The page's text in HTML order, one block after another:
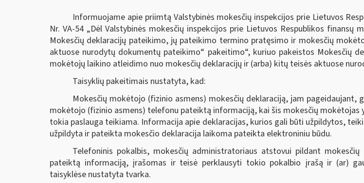
Informuojame apie priimtą Valstybinės mokesčių inspekcijos prie Lietuvos
Nr. VA-54 „Dėl Valstybinės mokesčių inspekcijos prie Lietuvos Respublikos
Mokesčių deklaracijų pateikimo, jų pateikimo termino pratęsimo ir mokesčių
aktuose nurodytų dokumentų pateikimo“ pakeitimo“, kuriuo pakeistos Mokesčių
mokėtojų laikino atleidimo nuo mokesčių deklaracijų ir (arba) kitų teisės aktuose
Taisyklių pakeitimais nustatyta, kad:
Mokesčių mokėtojo (fizinio asmens) mokesčių deklaraciją, jam
mokėtojo (fizinio asmens) telefonu pateiktą informaciją, kai šis mokesčių
tokia paslauga teikiama. Informacija apie deklaracijas, kurios gali būti užpildytos,
užpildyta ir pateikta mokesčio deklaracija laikoma pateikta elektroniniu būdu.
Telefoninis pokalbis, mokesčių administratoriaus atstovui pildant
pateiktą informaciją, įrašomas ir teisė perklausyti tokio pokalbio įrašą ir (ar)
taisyklėse nustatyta tvarka.